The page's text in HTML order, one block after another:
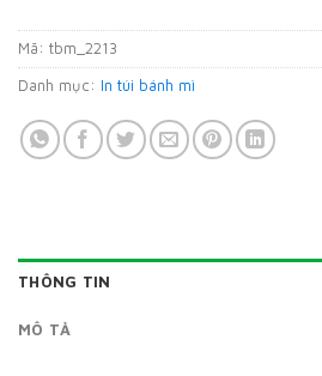
Mã: tbm_2213
Danh mục: In túi bánh mì
THÔNG TIN
MÔ TẢ